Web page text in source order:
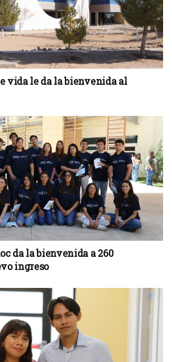
vida le da la bienvenida al
da la bienvenida a 260
ingreso